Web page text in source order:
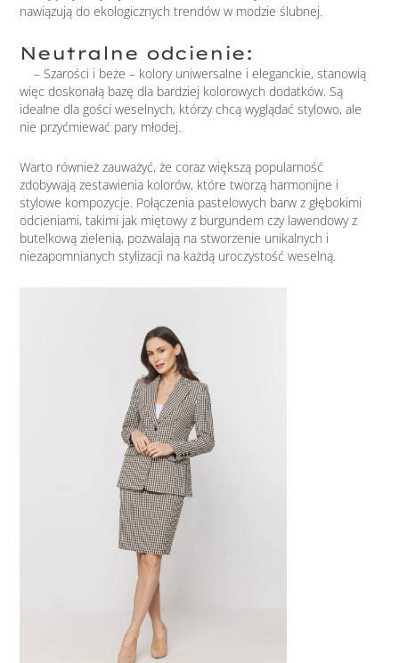
nawiązują do ekologicznych trendów w modzie ślubnej.
Neutralne odcienie:
– Szarości i beże – kolory uniwersalne i eleganckie, stanowią
więc doskonałą bazę dla bardziej kolorowych dodatków. Są
idealne dla gości weselnych, którzy chcą wyglądać stylowo, ale
nie przyćmiewać pary młodej.
Warto również zauważyć, że coraz większą popularność
zdobywają zestawienia kolorów, które tworzą harmonijne i
stylowe kompozycje. Połączenia pastelowych barw z głębokimi
odcieniami, takimi jak miętowy z burgundem czy lawendowy z
butelkową zielenią, pozwalają na stworzenie unikalnych i
niezapomnianych stylizacji na każdą uroczystość weselną.